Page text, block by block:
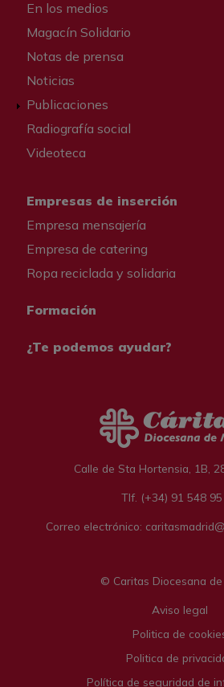
En los medios
Magacín Solidario
Notas de prensa
Noticias
Publicaciones
Radiografía social
Videoteca
Empresas de inserción
Empresa mensajería
Empresa de catering
Ropa reciclada y solidaria
Formación
¿Te podemos ayudar?
Calle de Sta Hortensia, 1B,
Tlf. (+34) 91 548
Correo electrónico:
© Caritas Diocesana de
Aviso legal
Politica de
Politica de
Política de seguridad de